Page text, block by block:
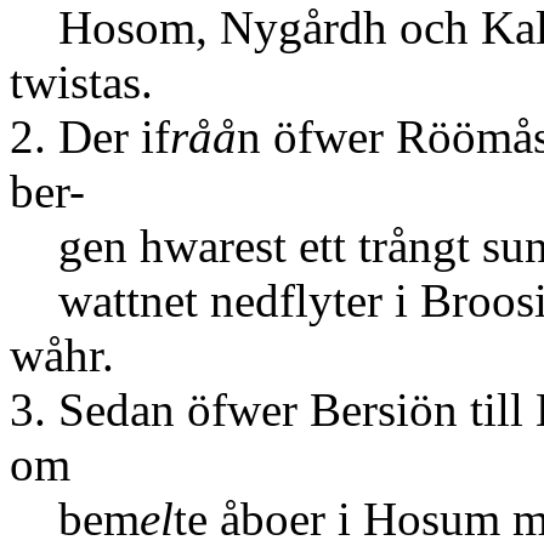
Hosom, Nygårdh och
twistas.
2. Der ifråån öfwer
ber-
gen hwarest ett trångt
wattnet nedflyter i
wåhr.
3. Sedan öfwer Bersiön
om
bemelte åboer i Hosum